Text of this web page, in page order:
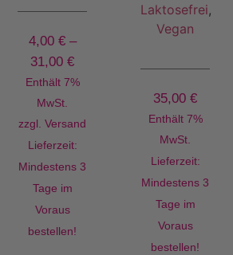
4,00 €–
31,00€
Enthält 7%
MwSt.
zzgl.Versand
Lieferzeit:
Mindestens 3
Tage im
Voraus
bestellen!
Laktosefrei,
Vegan
35,00€
Enthält 7%
MwSt.
Lieferzeit:
Mindestens 3
Tage im
Voraus
bestellen!